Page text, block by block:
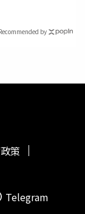
by
策
Telegram